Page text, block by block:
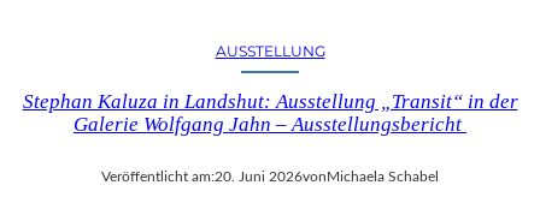
AUSSTELLUNG
Stephan Kaluza in Landshut: Ausstellung „Transit“ in der
Galerie Wolfgang Jahn – Ausstellungsbericht
Veröffentlicht am:20. Juni 2026von Michaela Schabel